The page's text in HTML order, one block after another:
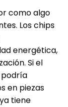
como algo
Los chips
energética,
Si el
podría
en piezas
tiene